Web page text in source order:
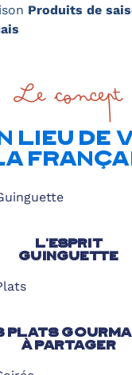
Produits de
Le concept
LIEU DE
L'ESPRIT
GUINGUETTE
PLATS
À PARTAGER